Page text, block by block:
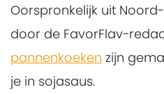
Oorspronkelijk uit
door de FavorFlav-
pannenkoeken zijn
je in sojasaus.